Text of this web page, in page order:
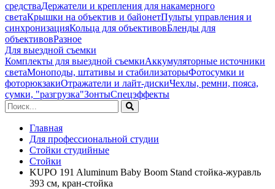
средстваДержатели и крепления для накамерного
светаКрышки на объектив и байонетПульты управления и
синхронизацияКольца для объективовБленды для
объективовРазное
Для выездной съемки
Комплекты для выездной съемкиАккумуляторные источники
светаМоноподы, штативы и стабилизаторыФотосумки и
фоторюкзакиОтражатели и лайт-дискиЧехлы, ремни, пояса,
сумки, "разгрузка"ЗонтыСпецэффекты
Главная
Для профессиональной студии
Стойки студийные
Стойки
KUPO 191 Aluminum Baby Boom Stand стойка-журавль
393 см, кран-стойка